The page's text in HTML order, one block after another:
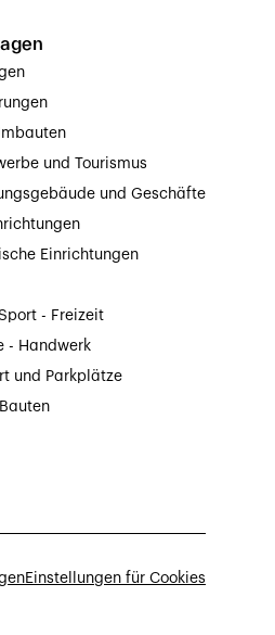
und Tourismus
und Geschäfte
Einrichtungen
- Freizeit
- Handwerk
und Parkplätze
Einstellungen für Cookies